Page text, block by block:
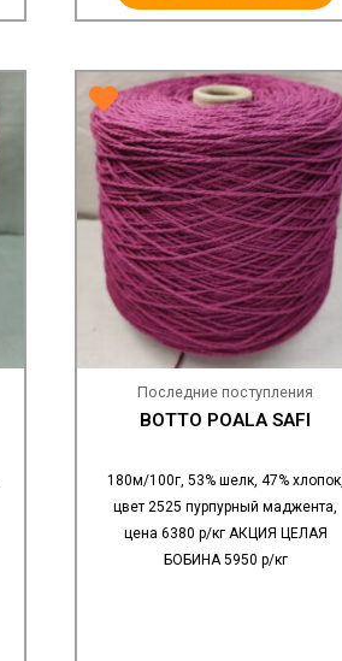
Последние поступления
BOTTO POALA SAFI
180м/100г, 53% шелк, 47% хлопок,
цвет 2525 пурпурный маджента,
цена 6380 р/кг АКЦИЯ ЦЕЛАЯ
БОБИНА 5950 р/кг